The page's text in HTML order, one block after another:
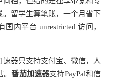
留学生算笔账，一个月省下
内平台 unrestricted 访问，
器只支持支付宝、微信，人
。番茄加速器支持PayPal和信